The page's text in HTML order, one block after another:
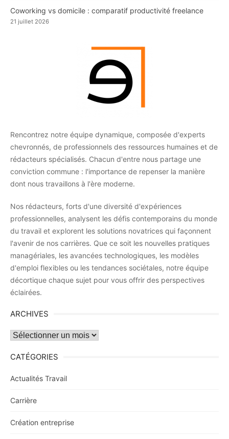
Coworking vs domicile : comparatif productivité freelance
21 juillet 2026
Rencontrez notre équipe dynamique, composée d'experts
chevronnés, de professionnels des ressources humaines et de
rédacteurs spécialisés. Chacun d'entre nous partage une
conviction commune : l'importance de repenser la manière
dont nous travaillons à l'ère moderne.
Nos rédacteurs, forts d'une diversité d'expériences
professionnelles, analysent les défis contemporains du monde
du travail et explorent les solutions novatrices qui façonnent
l'avenir de nos carrières. Que ce soit les nouvelles pratiques
managériales, les avancées technologiques, les modèles
d'emploi flexibles ou les tendances sociétales, notre équipe
décortique chaque sujet pour vous offrir des perspectives
éclairées.
ARCHIVES
Archives
CATÉGORIES
Actualités Travail
Carrière
Création entreprise